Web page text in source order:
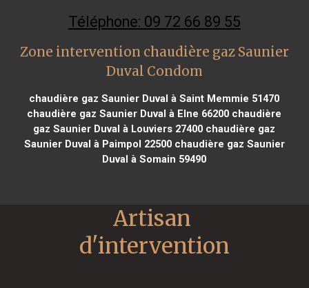
Téléphone: 09 72 66 89 55
Zone intervention chaudière gaz Saunier
Duval Condom
chaudière gaz Saunier Duval à Saint Memmie 51470
chaudière gaz Saunier Duval à Elne 66200 chaudière
gaz Saunier Duval à Louviers 27400 chaudière gaz
Saunier Duval à Paimpol 22500chaudière gaz Saunier
Duval à Somain 59490
Artisan
d'intervention